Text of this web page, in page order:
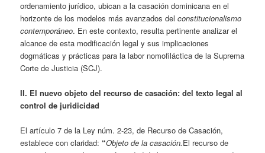
ordenamiento jurídico, ubican a la casación dominicana en el
horizonte de los modelos más avanzados delconstitucionalismo
contemporáneo. En este contexto, resulta pertinente analizar el
alcance de esta modificación legal y sus implicaciones
dogmáticas y prácticas para la labor nomofiláctica de la Suprema
Corte de Justicia (SCJ).
II. El nuevo objeto del recurso de casación: del texto legal al
control de juridicidad
El artículo 7 de la Ley núm. 2-23, de Recurso de Casación,
establece con claridad: “Objeto de la casación.El recurso de